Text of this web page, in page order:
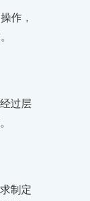
作，
过层
制定